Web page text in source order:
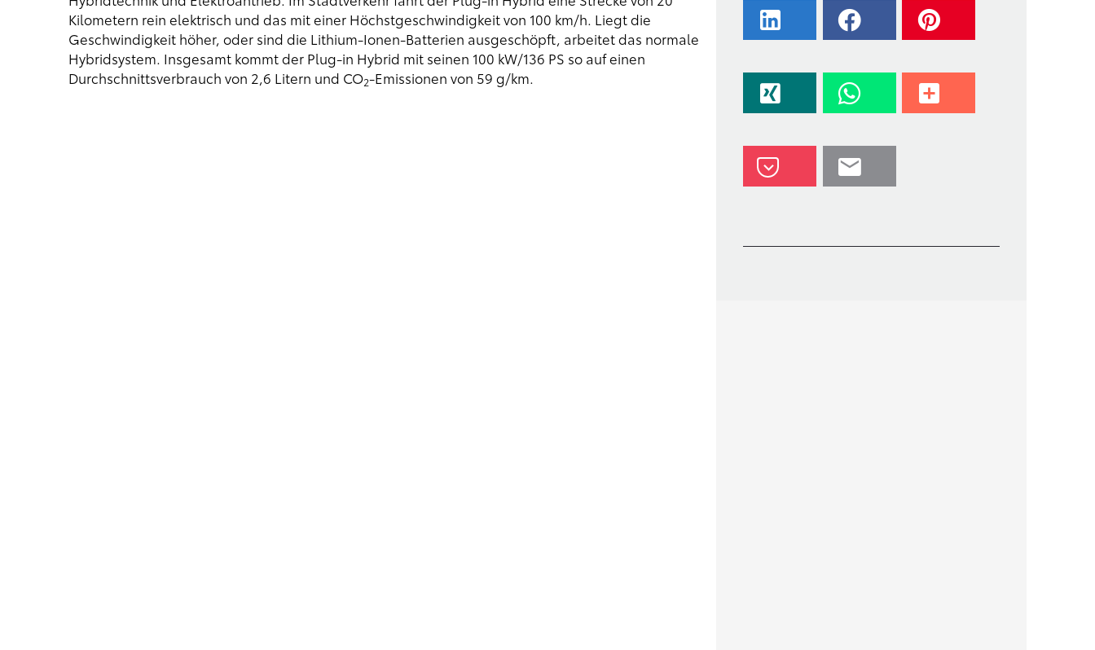
Kilometern rein elektrisch und das mit einer Höchstgeschwindigkeit von 100 km/h. Liegt die
Geschwindigkeit höher, oder sind die Lithium-Ionen-Batterien ausgeschöpft, arbeitet das normale
Hybridsystem. Insgesamt kommt der Plug-in Hybrid mit seinen 100 kW/136 PS so auf einen
Durchschnittsverbrauch von 2,6 Litern und CO2-Emissionen von 59 g/km.